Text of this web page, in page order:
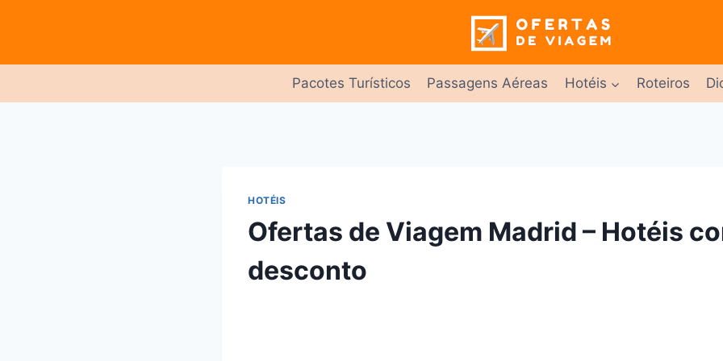
Pacotes Turísticos Passagens Aéreas Hotéis Roteiros
HOTÉIS
Ofertas de Viagem Madrid – Hotéis
desconto